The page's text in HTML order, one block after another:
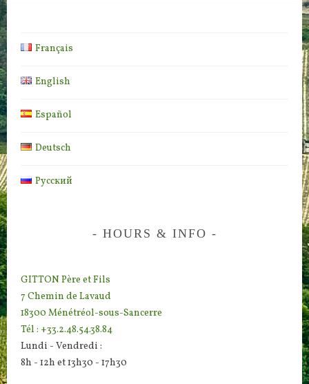
Français
English
Español
Deutsch
Русский
HOURS & INFO
GITTON Père et Fils
7 Chemin de Lavaud
18300 Ménétréol-sous-Sancerre
Tél : +33.2.48.54.38.84
Lundi - Vendredi :
8h - 12h et 13h30 - 17h30